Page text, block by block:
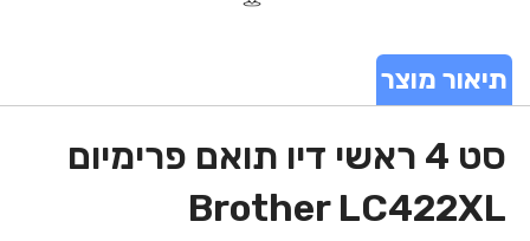
תיאור מוצר
סט 4 ראשי דיו תואם פרימיום
Brother LC422XL